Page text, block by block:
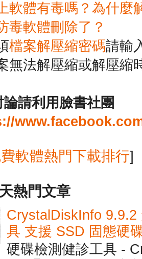
軟體有毒嗎？為什麼
毒軟體刪除了？
檔案解壓縮密碼請輸
無法解壓縮或解壓縮
請利用臉書社團
軟體熱門下載排行]
熱門文章
CrystalDiskInfo 9.9.2
具 支援 SSD 固態硬
硬碟檢測健診工具 -